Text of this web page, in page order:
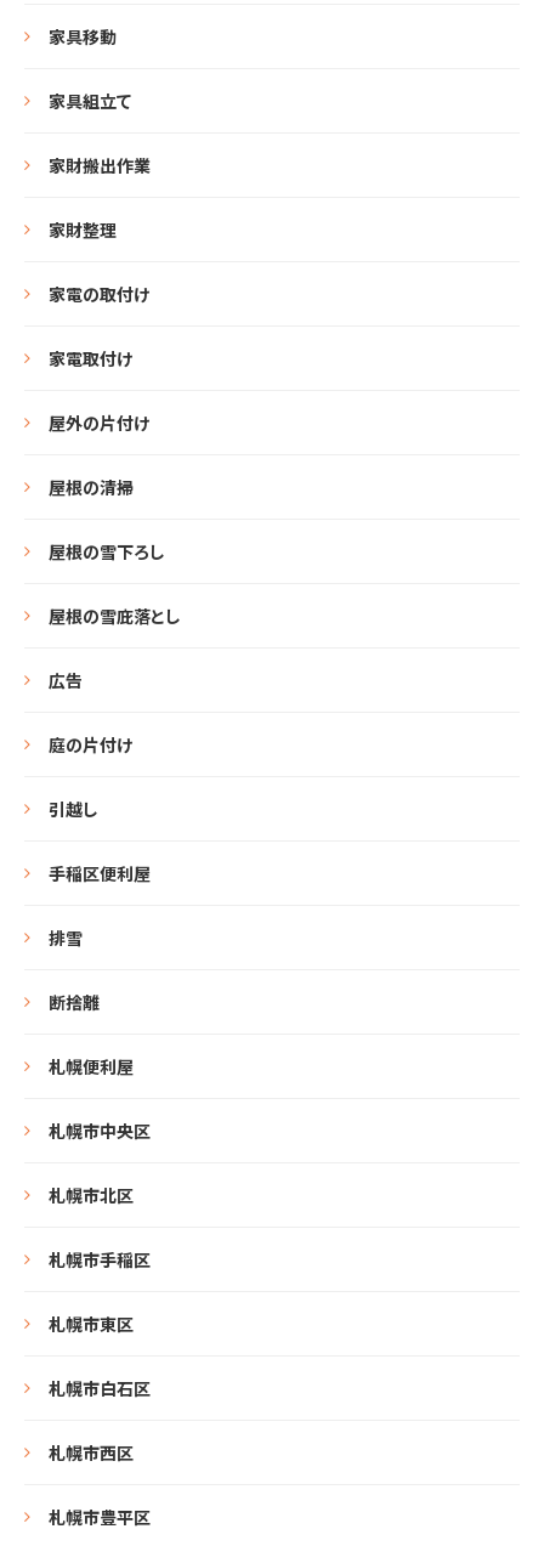
家具移動
家具組立て
家財搬出作業
家財整理
家電の取付け
家電取付け
屋外の片付け
屋根の清掃
屋根の雪下ろし
屋根の雪庇落とし
広告
庭の片付け
引越し
手稲区便利屋
排雪
断捨離
札幌便利屋
札幌市中央区
札幌市北区
札幌市手稲区
札幌市東区
札幌市白石区
札幌市西区
札幌市豊平区